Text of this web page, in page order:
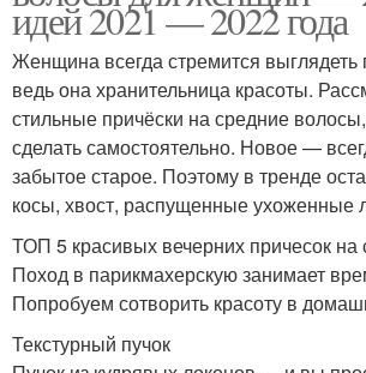
идей 2021 — 2022 года
Женщина всегда стремится выглядеть
ведь она хранительница красоты.
стильные причёски на средние
сделать самостоятельно. Новое —
забытое старое. Поэтому в тренде
косы, хвост, распущенные ухоженные
ТОП 5 красивых вечерних причесок
Поход в парикмахерскую занимает
Попробуем сотворить красоту в
Текстурный пучок